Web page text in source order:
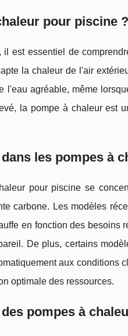
pour piscine ?
est essentiel de
la chaleur de l'air
l'eau agréable, même
la pompe à chaleur est
les pompes à
pour piscine se
carbone. Les modèles
en fonction des besoins
De plus, certains
aux conditions
optimale des ressources.
pompes à